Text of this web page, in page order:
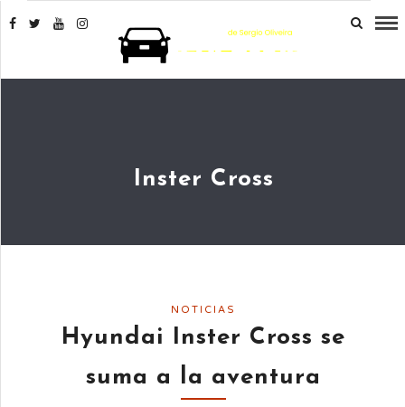
Inster Cross
NOTICIAS
Hyundai Inster Cross se
suma a la aventura